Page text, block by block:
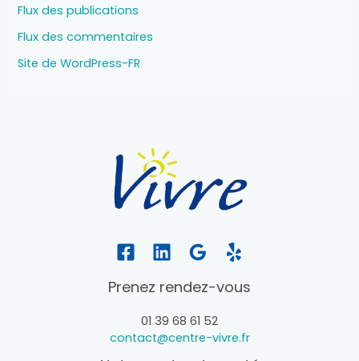
Flux des publications
Flux des commentaires
Site de WordPress-FR
Prenez rendez-vous
01 39 68 61 52
contact@centre-vivre.fr